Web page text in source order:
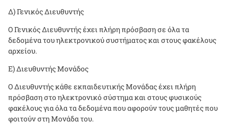
Δ) Γενικός Διευθυντής
Ο Γενικός Διευθυντής έχει πλήρη πρόσβαση σε όλα τα
δεδομένα του ηλεκτρονικού συστήματος και στους φακέλους
αρχείου.
Ε) Διευθυντής Μονάδος
Ο Διευθυντής κάθε εκπαιδευτικής Μονάδας έχει πλήρη
πρόσβαση στο ηλεκτρονικό σύστημα και στους φυσικούς
φακέλους για όλα τα δεδομένα που αφορούν τους μαθητές που
φοιτούν στη Μονάδα του.